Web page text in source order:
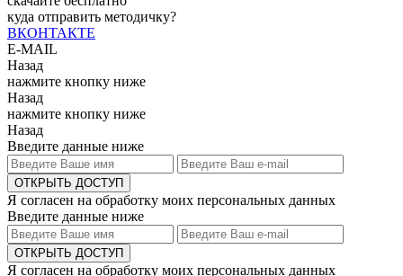
куда отправить методичку?
ВКОНТАКТЕ
E-MAIL
Назад
нажмите кнопку ниже
Назад
нажмите кнопку ниже
Назад
Введите данные ниже
ОТКРЫТЬ ДОСТУП
Я согласен на обработку моих персональных данных
Введите данные ниже
ОТКРЫТЬ ДОСТУП
Я согласен на обработку моих персональных данных